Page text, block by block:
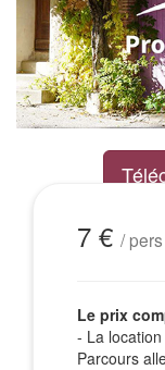
7 € / pers
Le prix
- La
Parcours